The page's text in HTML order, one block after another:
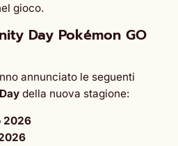
gioco.
Day Pokémon GO
annunciato le seguenti
della nuova stagione:
2026